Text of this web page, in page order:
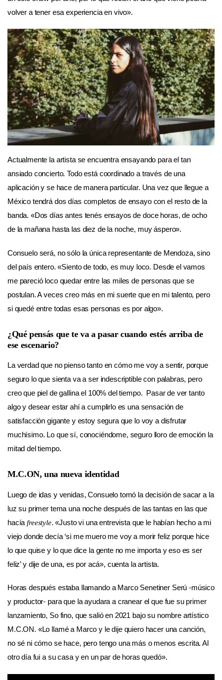
volver a tener esa experiencia en vivo».
Actualmente la artista se encuentra ensayando para el tan
ansiado concierto. Todo está coordinado a través de una
aplicación y se hace de manera particular. Una vez que llegue a
México tendrá dos días completos de ensayo con el resto de la
banda. «Dos días antes tenés ensayos de doce horas, de ocho
de la mañana hasta las diez de la noche, muy áspero».
Consuelo será, no sólo la única representante de Mendoza, sino
del país entero. «Siento de todo, es muy loco. Desde el vamos
me pareció loco quedar entre las miles de personas que se
postulan. A veces creo más en mi suerte que en mi talento, pero
si quedé entre todas esas personas es por algo».
¿Qué pensás que te va a pasar cuando estés arriba de
ese escenario?
La verdad que no pienso tanto en cómo me voy a sentir, porque
seguro lo que sienta va a ser indescriptible con palabras, pero
creo que piel de gallina el 100% del tiempo. Pasar de ver tanto
algo y desear estar ahí a cumplirlo es una sensación de
satisfacción gigante y estoy segura que lo voy a disfrutar
muchísimo. Lo que sí, conociéndome, seguro lloro de emoción la
mitad del tiempo.
M.C.ON, una nueva identidad
Luego de idas y venidas, Consuelo tomó la decisión de sacar a la
luz su primer tema una noche después de las tantas en las que
hacíafreestyle. «Justo vi una entrevista que le habían hecho a mi
viejo donde decía ‘si me muero me voy a morir feliz porque hice
lo que quise y lo que dice la gente no me importa y eso es ser
feliz’ y dije de una, es por acá», cuenta la artista.
Horas después estaba llamando a Marco Senetiner Serú -músico
y productor- para que la ayudara a cranear el que fue su primer
lanzamiento, So fino, que salió en 2021 bajo su nombre artístico
M.C.ON. «Lo llamé a Marco y le dije quiero hacer una canción,
no sé ni cómo se hace, pero tengo una más o menos escrita. Al
otro día fui a su casa y en un par de horas quedó».